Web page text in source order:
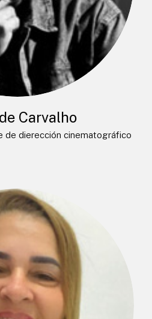
Carvalho
de dierección cinematográfico